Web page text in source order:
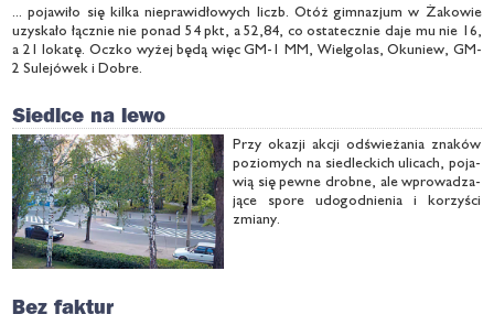
... pojawiło się kilka nieprawidłowych liczb. Otóż gimnazjum w Żakowie
uzyskało łącznie nie ponad 54 pkt, a 52,84, co ostatecznie daje mu nie 16,
a 21 lokatę. Oczko wyżej będą więc GM-1 MM, Wielgolas, Okuniew, GM-
2 Sulejówek i Dobre.
Siedlce na lewo
Przy oka­zji ak­cji od­świe­ża­nia zna­ków
po­zio­mych na sie­dlec­kich uli­cach, po­ja­
wią się pew­ne drob­ne, ale wpro­wa­dza­
ją­ce spo­re udo­god­nie­nia i ko­rzy­ści
zmia­ny.
Bez faktur